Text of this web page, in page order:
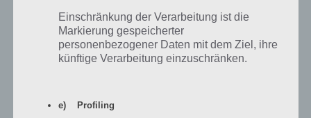
5 Nerds pro 2 Stunden –
10 Nerds/2h 200
4 Burg-Mauern
Einschränkung der Verarbeitung ist die
Markierung gespeicherter
personenbezogener Daten mit dem Ziel, ihre
künftige Verarbeitung einzuschränken.
e) Profiling